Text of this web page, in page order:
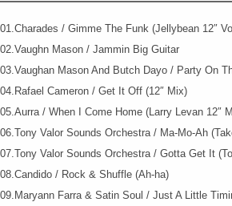
01.Charades / Gimme The Funk (Jellybean 12″
02.Vaughn Mason / Jammin Big Guitar
03.Vaughan Mason And Butch Dayo / Party On
04.Rafael Cameron / Get It Off (12″ Mix)
05.Aurra / When I Come Home (Larry Levan 12″
06.Tony Valor Sounds Orchestra / Ma-Mo-Ah
07.Tony Valor Sounds Orchestra / Gotta Get It
08.Candido / Rock & Shuffle (Ah-ha)
09.Maryann Farra & Satin Soul / Just A Little